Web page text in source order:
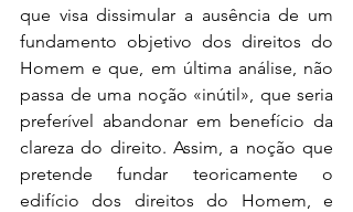
que visa dissimular a ausência de um
fundamento objetivo dos direitos do
Homem e que, em última análise, não
passa de uma noção «inútil», que seria
preferível abandonar em benefício da
clareza do direito. Assim, a noção que
pretende fundar teoricamente o
edifício dos direitos do Homem, e